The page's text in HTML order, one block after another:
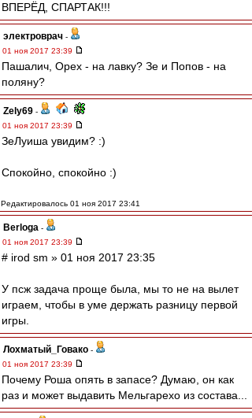
ВПЕРЁД, СПАРТАК!!!
электроврач -
01 ноя 2017 23:39
Пашалич, Орех - на лавку? Зе и Попов - на
поляну?
Zely69 -
01 ноя 2017 23:39
ЗеЛуиша увидим? :)
Спокойно, спокойно :)
Редактировалось 01 ноя 2017 23:41
Berloga -
01 ноя 2017 23:39
# irod sm » 01 ноя 2017 23:35
У псж задача проще была, мы то не на вылет
играем, чтобы в уме держать разницу первой
игры.
Лохматый_Говако -
01 ноя 2017 23:39
Почему Роша опять в запасе? Думаю, он как
раз и может выдавить Мельгарехо из состава...